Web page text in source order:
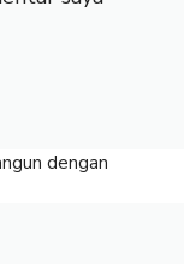
dengan